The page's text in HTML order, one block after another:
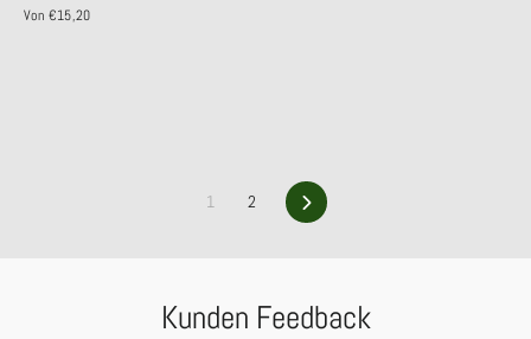
Von €15,20
1 2 Vorwärts
Kunden Feedback